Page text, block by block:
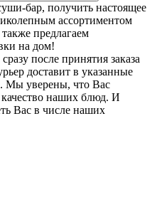
бар, получить настоящее
ассортиментом
предлагаем
на дом!
после принятия заказа
доставит в указанные
Мы уверены, что Вас
качество наших блюд. И
Вас в числе наших